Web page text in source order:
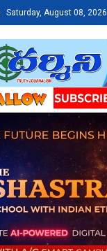
Saturday, August 08, 2026